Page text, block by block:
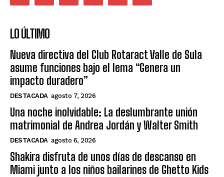
LO ÚLTIMO
Nueva directiva del Club Rotaract Valle de Sula
asume funciones bajo el lema “Genera un
impacto duradero”
DESTACADA agosto 7, 2026
Una noche inolvidable: La deslumbrante unión
matrimonial de Andrea Jordán y Walter Smith
DESTACADA agosto 6, 2026
Shakira disfruta de unos días de descanso en
Miami junto a los niños bailarines de Ghetto Kids